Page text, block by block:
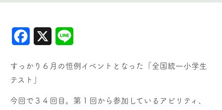
Facebook
すっかり６月の恒例イベントとなった「全国統一小学生
テスト」
今回で３４回目。第１回から参加しているアビリティ、